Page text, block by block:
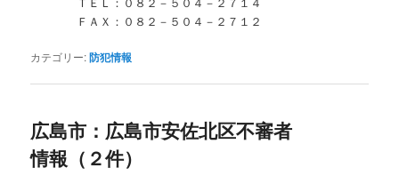
ＦＡＸ：０８２－５０４－２７１２
カテゴリー:防犯情報
広島市：広島市安佐北区不審者
情報（２件）